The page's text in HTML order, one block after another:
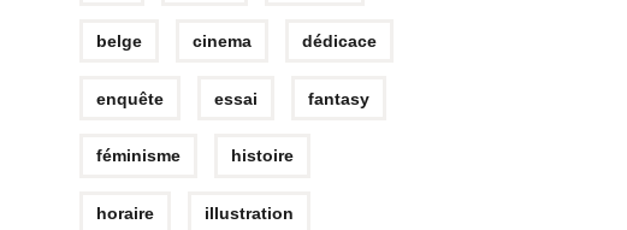
belge cinema dédicace
enquête essai fantasy
féminisme histoire
horaire illustration